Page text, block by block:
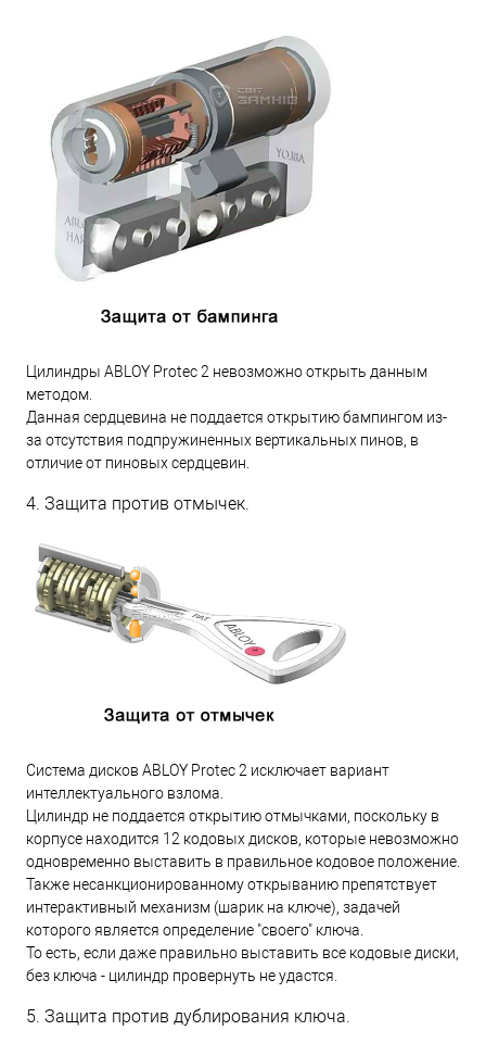
Цилиндры ABLOY Protec 2 невозможно открыть данным
методом.
Данная сердцевина не поддается открытию бампингом из-
за отсутствия подпружиненных вертикальных пинов, в
отличие от пиновых сердцевин.
4. Защита против отмычек.
Система дисков ABLOY Protec 2 исключает вариант
интеллектуального взлома.
Цилиндр не поддается открытию отмычками, поскольку в
корпусе находится 12 кодовых дисков, которые невозможно
одновременно выставить в правильное кодовое положение.
Также несанкционированному открыванию препятствует
интерактивный механизм (шарик на ключе), задачей
которого является определение "своего" ключа.
То есть, если даже правильно выставить все кодовые диски,
без ключа - цилиндр провернуть не удастся.
5. Защита против дублирования ключа.